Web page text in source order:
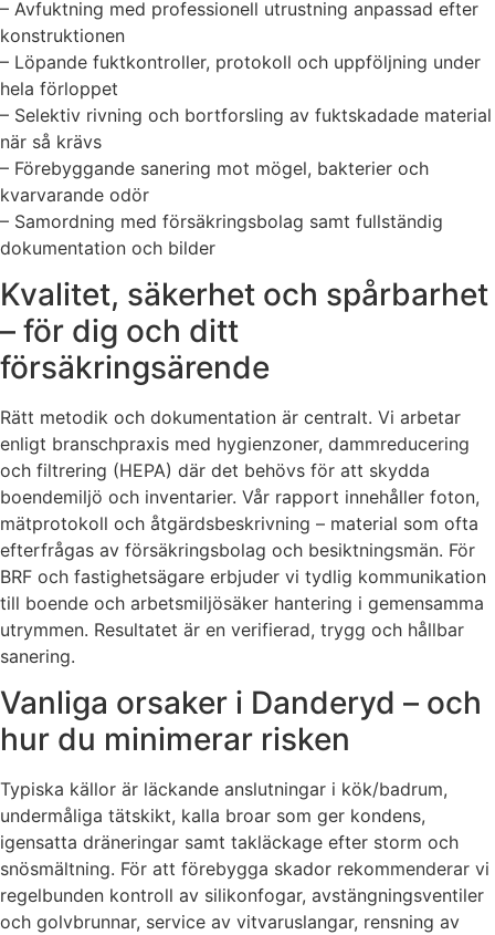
– Avfuktning med professionell utrustning anpassad efter
konstruktionen
– Löpande fuktkontroller, protokoll och uppföljning under
hela förloppet
– Selektiv rivning och bortforsling av fuktskadade material
när så krävs
– Förebyggande sanering mot mögel, bakterier och
kvarvarande odör
– Samordning med försäkringsbolag samt fullständig
dokumentation och bilder
Kvalitet, säkerhet och spårbarhet
– för dig och ditt
försäkringsärende
Rätt metodik och dokumentation är centralt. Vi arbetar
enligt branschpraxis med hygienzoner, dammreducering
och filtrering (HEPA) där det behövs för att skydda
boendemiljö och inventarier. Vår rapport innehåller foton,
mätprotokoll och åtgärdsbeskrivning – material som ofta
efterfrågas av försäkringsbolag och besiktningsmän. För
BRF och fastighetsägare erbjuder vi tydlig kommunikation
till boende och arbetsmiljösäker hantering i gemensamma
utrymmen. Resultatet är en verifierad, trygg och hållbar
sanering.
Vanliga orsaker i Danderyd – och
hur du minimerar risken
Typiska källor är läckande anslutningar i kök/badrum,
undermåliga tätskikt, kalla broar som ger kondens,
igensatta dräneringar samt takläckage efter storm och
snösmältning. För att förebygga skador rekommenderar vi
regelbunden kontroll av silikonfogar, avstängningsventiler
och golvbrunnar, service av vitvaruslangar, rensning av